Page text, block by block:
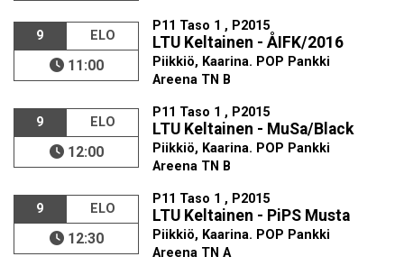
9 ELO
11:00
P11 Taso 1 , P2015
LTU Keltainen - ÅIFK/2016
Piikkiö, Kaarina. POP Pankki
Areena TN B
9 ELO
12:00
P11 Taso 1 , P2015
LTU Keltainen - MuSa/Black
Piikkiö, Kaarina. POP Pankki
Areena TN B
9 ELO
12:30
P11 Taso 1 , P2015
LTU Keltainen - PiPS Musta
Piikkiö, Kaarina. POP Pankki
Areena TN A